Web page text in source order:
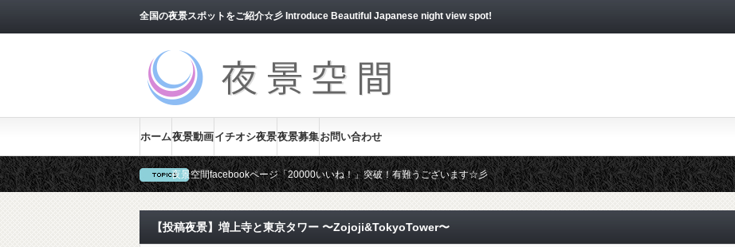
全国の夜景スポットをご紹介☆彡 Introduce Beautiful Japanese night view spot!
ホーム夜景動画イチオシ夜景夜景募集お問い合わせ
夜景空間facebookページ「20000いいね！」突破！有難うございます☆彡
当サイトでは、ユーザー様からの夜景を随時募集しております。ジャンジャン応募くださいませ☆彡
【投稿夜景】増上寺と東京タワー 〜Zojoji&TokyoTower〜